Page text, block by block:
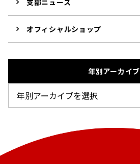
支部ニュース
オフィシャルショップ
年別アーカイブ